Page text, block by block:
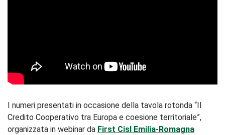
I numeri presentati in occasione della tavola rotonda “Il
Credito Cooperativo tra Europa e coesione territoriale”,
organizzata in webinar da First Cisl Emilia-Romagna